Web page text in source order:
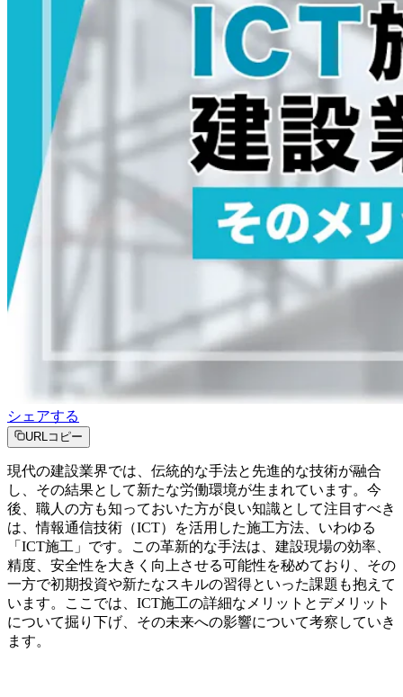
シェアする
URLコピー
現代の建設業界では、伝統的な手法と先進的な技術が融合
し、その結果として新たな労働環境が生まれています。今
後、職人の方も知っておいた方が良い知識として注目すべき
は、情報通信技術（ICT）を活用した施工方法、いわゆる
「ICT施工」です。この革新的な手法は、建設現場の効率、
精度、安全性を大きく向上させる可能性を秘めており、その
一方で初期投資や新たなスキルの習得といった課題も抱えて
います。ここでは、ICT施工の詳細なメリットとデメリット
について掘り下げ、その未来への影響について考察していき
ます。